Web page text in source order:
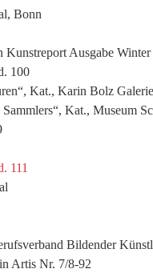
Bonn
Kunstreport Ausgabe Winter
100
Kat., Karin Bolz
Kat., Museum
111
Bildender
Artis Nr. 7/8-92